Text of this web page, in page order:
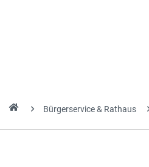
Bürgerservice & Rathaus